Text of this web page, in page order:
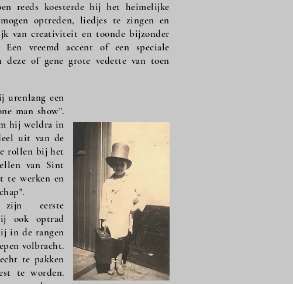
reeds koesterde hij het heimelijke
optreden, liedjes te zingen en
van creativiteit en toonde bijzonder
vreemd accent of een speciale
deze of gene grote vedette van toen
urenlang een
man show".
hij weldra in
uit van de
rollen bij het
van Sint
te werken en
eerste
ook optrad
in de rangen
volbracht.
te pakken
te worden.